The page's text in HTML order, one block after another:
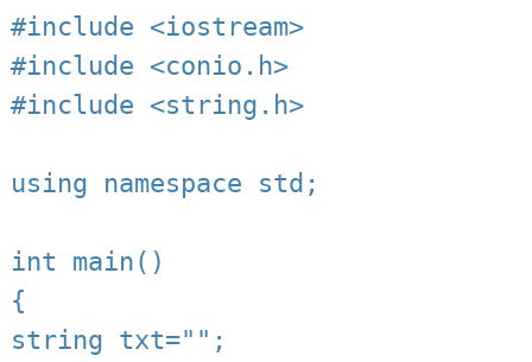
#include <iostream>
#include <conio.h>
#include <string.h>
using namespace std;
int main()
{
string txt="";